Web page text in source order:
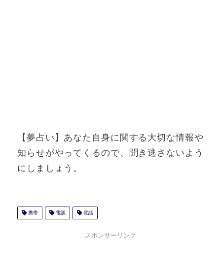
【夢占い】あなた自身に関する大切な情報や
知らせがやってくるので、聞き逃さないよう
にしましょう。
携帯 電源 電話
スポンサーリンク